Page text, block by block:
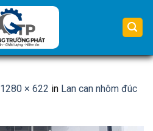
1280 × 622 in Lan can nhôm đúc